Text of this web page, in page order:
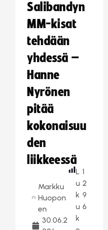
Salibandyn
MM-kisat
tehdään
yhdessä –
Hanne
Nyrönen
pitää
kokonaisuu
den
liikkeessä
Markku
Huopon
en
30.06.2
L
u
k
u
k
1
2
9
6